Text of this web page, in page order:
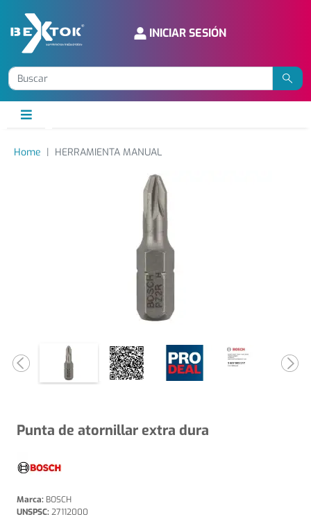
INICIAR SESIÓN
Home HERRAMIENTA MANUAL
Punta de atornillar extra dura
Marca: BOSCH
UNSPSC:27112000